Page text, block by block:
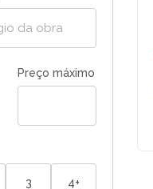
Preço máximo
3 4+